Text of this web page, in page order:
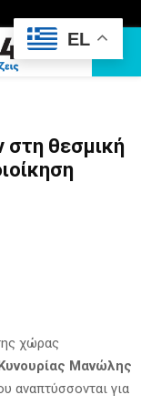
θεσμική
χώρας
Μανώλης
αναπτύσσονται για
EL